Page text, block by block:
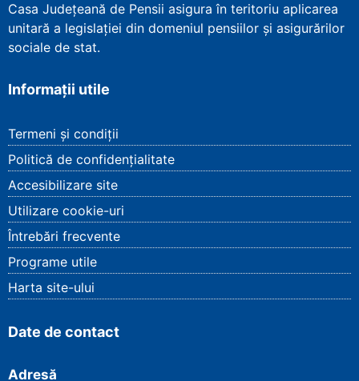
Casa Județeană de Pensii asigura în teritoriu aplicarea
unitară a legislației din domeniul pensiilor și asigurărilor
sociale de stat.
Informații utile
Termeni și condiții
Politică de confidențialitate
Accesibilizare site
Utilizare cookie-uri
Întrebări frecvente
Programe utile
Harta site-ului
Date de contact
Adresă